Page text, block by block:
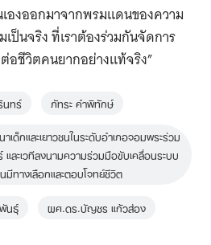
องออกมาจากพรมแดนของความ
ป็นจริง ที่เราต้องร่วมกันจัดการ
อชีวิตคนยากอย่างแท้จริง”
นทร์
ภัทระ คำพิทักษ์
ด็กและเยาวชนในระดับอำเภอจอมพระร่วม
ละเวทีลงนามความร่วมมือขับเคลื่อนระบบ
ทางเลือกและตอบโจทย์ชีวิต
นธุ์
ผศ.ดร.บัญชร แก้วส่อง